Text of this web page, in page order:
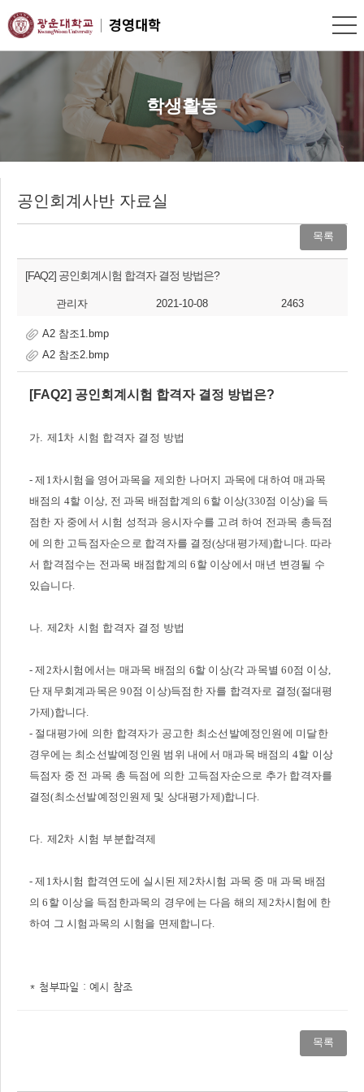
학생활동
공인회계사반 자료실
목록
[FAQ2] 공인회계시험 합격자 결정 방법은?
관리자 2021-10-08 2463
A2 참조1.bmp
A2 참조2.bmp
[FAQ2] 공인회계시험 합격자 결정 방법은?
가. 제1차 시험 합격자 결정 방법
- 제1차시험을 영어과목을 제외한 나머지 과목에 대하여 매과목
배점의 4할 이상, 전 과목 배점합계의 6할 이상(330점 이상)을 득
점한 자 중에서 시험 성적과 응시자수를 고려 하여 전과목 총득점
에 의한 고득점자순으로 합격자를 결정(상대평가제)합니다. 따라
서 합격점수는 전과목 배점합계의 6할 이상에서 매년 변경될 수
있습니다.
나. 제2차 시험 합격자 결정 방법
- 제2차시험에서는 매과목 배점의 6할 이상(각 과목별 60점 이상,
단 재무회계과목은 90점 이상)득점한 자를 합격자로 결정(절대평
가제)합니다.
- 절대평가에 의한 합격자가 공고한 최소선발예정인원에 미달한
경우에는 최소선발예정인원 범위 내에서 매과목 배점의 4할 이상
득점자 중 전 과목 총 득점에 의한 고득점자순으로 추가 합격자를
결정(최소선발예정인원제 및 상대평가제)합니다.
다. 제2차 시험 부분합격제
- 제1차시험 합격연도에 실시된 제2차시험 과목 중 매 과목 배점
의 6할 이상을 득점한과목의 경우에는 다음 해의 제2차시험에 한
하여 그 시험과목의 시험을 면제합니다.
* 첨부파일 : 예시 참조
목록